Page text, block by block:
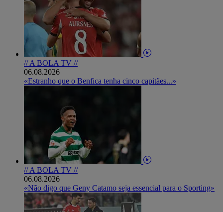
// A BOLA TV //
06.08.2026
«Estranho que o Benfica tenha cinco capitães...»
// A BOLA TV //
06.08.2026
«Não digo que Geny Catamo seja essencial para o Sporting»